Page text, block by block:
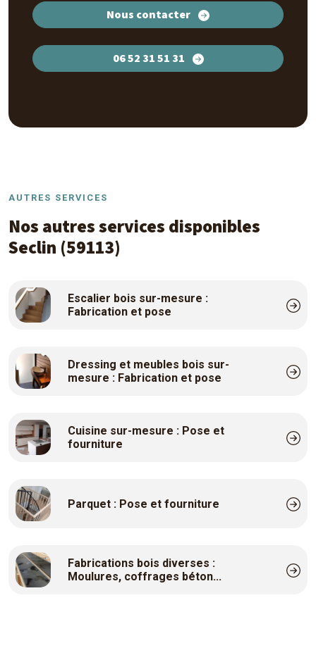
Nous contacter
06 52 31 51 31
AUTRES SERVICES
Nos autres services disponibles
Seclin (59113)
Escalier bois sur-mesure :
Fabrication et pose
Dressing et meubles bois sur-
mesure : Fabrication et pose
Cuisine sur-mesure : Pose et
fourniture
Parquet : Pose et fourniture
Fabrications bois diverses :
Moulures, coffrages béton...